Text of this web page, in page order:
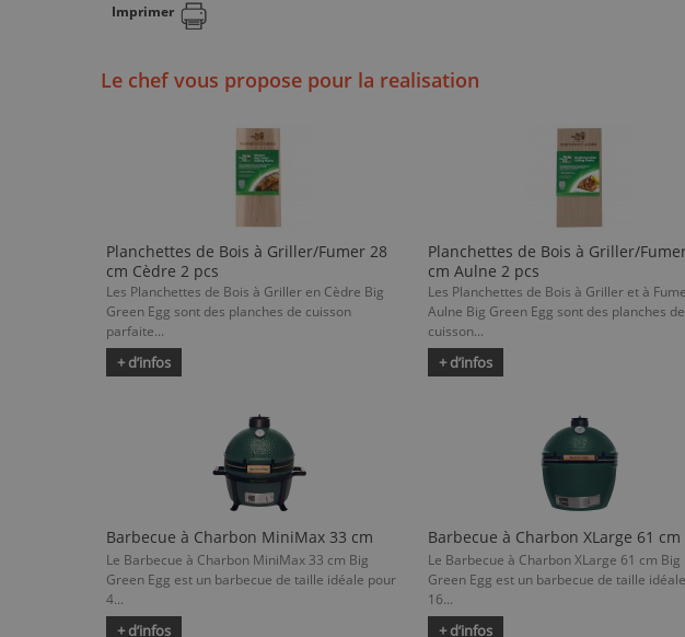
Imprimer
Le chef vous propose pour la realisation
Planchettes de Bois à Griller/Fumer 28
cm Cèdre 2 pcs
Les Planchettes de Bois à Griller en Cèdre Big
Green Egg sont des planches de cuisson
parfaite...
+ d’infos
Planchettes de Bois à Griller/
cm Aulne 2 pcs
Les Planchettes de Bois à Griller et à
Aulne Big Green Egg sont des planches de
cuisson...
+ d’infos
Barbecue à Charbon MiniMax 33 cm
Le Barbecue à Charbon MiniMax 33 cm Big
Green Egg est un barbecue de taille idéale pour
4...
+ d’infos
Barbecue à Charbon XLarge 61 cm
Le Barbecue à Charbon XLarge 61 cm Big
Green Egg est un barbecue de taille
16...
+ d’infos